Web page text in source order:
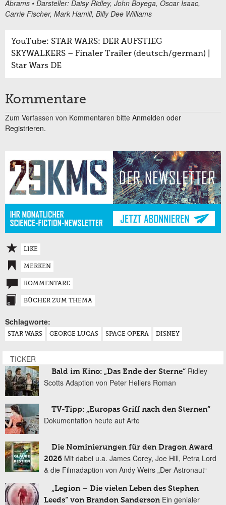
Abrams • Darsteller: Daisy Ridley, John Boyega, Oscar Isaac,
Carrie Fischer, Mark Hamill, Billy Dee Williams
YouTube: STAR WARS: DER AUFSTIEG
SKYWALKERS – Finaler Trailer (deutsch/german) |
Star Wars DE
Kommentare
Zum Verfassen von Kommentaren bitte Anmelden oder
Registrieren.
LIKE
MERKEN
KOMMENTARE
BÜCHER ZUM THEMA
Schlagworte:
STAR WARS GEORGE LUCAS SPACE OPERA DISNEY
TICKER
Bald im Kino: „Das Ende der Sterne“ Ridley
Scotts Adaption von Peter Hellers Roman
TV-Tipp: „Europas Griff nach den Sternen“
Dokumentation heute auf Arte
Die Nominierungen für den Dragon Award
2026 Mit dabei u.a. James Corey, Joe Hill, Petra Lord
& die Filmadaption von Andy Weirs „Der Astronaut“
„Legion – Die vielen Leben des Stephen
Leeds“ von Brandon Sanderson Ein genialer